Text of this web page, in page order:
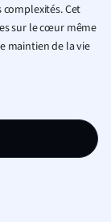
complexités. Cet
sur le cœur même
maintien de la vie